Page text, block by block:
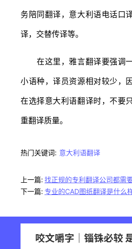
务陪同翻译，意大利语电话口
译，交替传译等。
在这里，雅言翻译要强调
小语种，译员资源相对较少，
在选择意大利语翻译时，不要
重翻译质量。
热门关键词: 意大利语翻译
上一篇: 找正规的专利翻译公司都需
下一篇: 专业的CAD图纸翻译是什么
咬文嚼字｜锱铢必较